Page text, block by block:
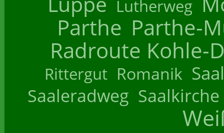
Lutherweg
Parthe Parthe-
Radroute Kohle-
Rittergut Romanik
Saaleradweg Saalkirche